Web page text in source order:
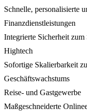
Schnelle, personalisierte
Finanzdienstleistungen
Integrierte Sicherheit
Hightech
Sofortige Skalierbarkeit
Geschäftswachstums
Reise- und Gastgewerbe
Maßgeschneiderte